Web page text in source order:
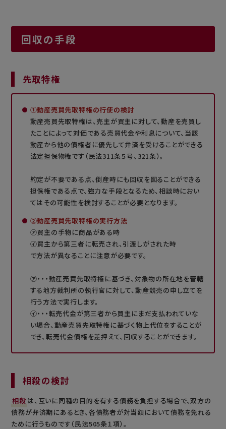
回収の手段
先取特権
①動産売買先取特権の行使の検討
動産売買先取特権は、売主が買主に対して、動産を売買し
たことによって対価である売買代金や利息について、当該
動産から他の債権者に優先して弁済を受けることができる
法定担保物権です（民法311条５号、321条）。
約定が不要である点、倒産時にも回収を図ることができる
担保権である点で、強力な手段となるため、相談時におい
てはその可能性を検討することが必要となります。
②動産売買先取特権の実行方法
㋐買主の手物に商品がある時
㋑買主から第三者に転売され、引渡しがされた時
で方法が異なることに注意が必要です。
㋐・・・動産売買先取特権に基づき、対象物の所在地を管轄
する地方裁判所の執行官に対して、動産競売の申し立てを
行う方法で実行します。
㋑・・・転売代金が第三者から買主にまだ支払われていな
い場合、動産売買先取特権に基づく物上代位をすることが
でき、転売代金債権を差押えて、回収することができます。
相殺の検討
相殺 は、互いに同種の目的を有する債務を負担する場合で、双方の
債務が弁済期にあるとき、各債務者が対当額において債務を免れる
ために行うものです（民法505条１項）。